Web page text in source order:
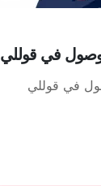
في قوللي
في قوللي